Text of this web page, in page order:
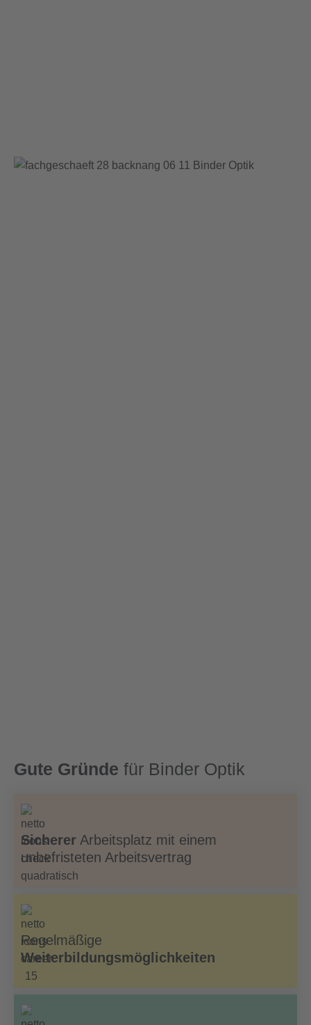
Gute Gründe für Binder Optik
Sicherer Arbeitsplatz mit einem
unbefristeten Arbeitsvertrag
Regelmäßige
Weiterbildungsmöglichkeiten